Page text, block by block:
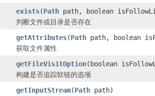
exists(Path path, boolean
判断文件或目录是否存在
getAttributes(Path path, boolean
获取文件属性
getFileVisitOption(boolean
构建是否追踪软链的选项
getInputStream(Path path)